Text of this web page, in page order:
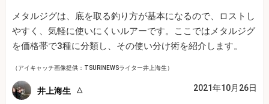
メタルジグは、底を取る釣り方が基本になるので、ロストし
やすく、気軽に使いにくいルアーです。ここではメタルジグ
を価格帯で3種に分類し、その使い分け術を紹介します。
（アイキャッチ画像提供：TSURINEWSライター井上海生）
井上海生 2021年10月26日